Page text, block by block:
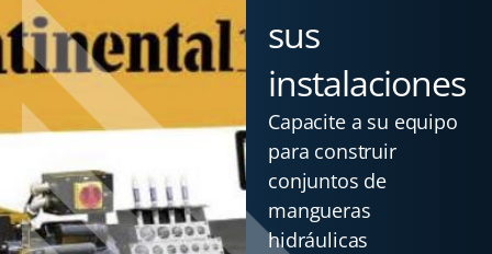
sus
instalaciones
Capacite a su equipo
para construir
conjuntos de
mangueras
hidráulicas